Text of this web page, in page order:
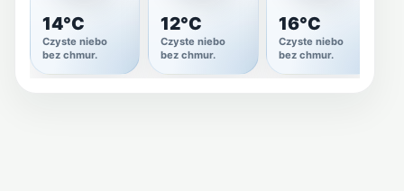
14°C
Czyste niebo
bez chmur.
12°C
Czyste niebo
bez chmur.
16°C
Czyste niebo
bez chmur.